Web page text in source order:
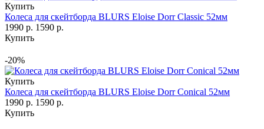
Купить
Колеса для скейтборда BLURS Eloise Dorr Classic 52мм
1990 р. 1590 р.
Купить
-20%
Купить
Колеса для скейтборда BLURS Eloise Dorr Conical 52мм
1990 р. 1590 р.
Купить